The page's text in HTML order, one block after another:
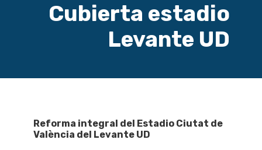
Cubierta estadio
Levante UD
Reforma integral del Estadio Ciutat de
València del Levante UD